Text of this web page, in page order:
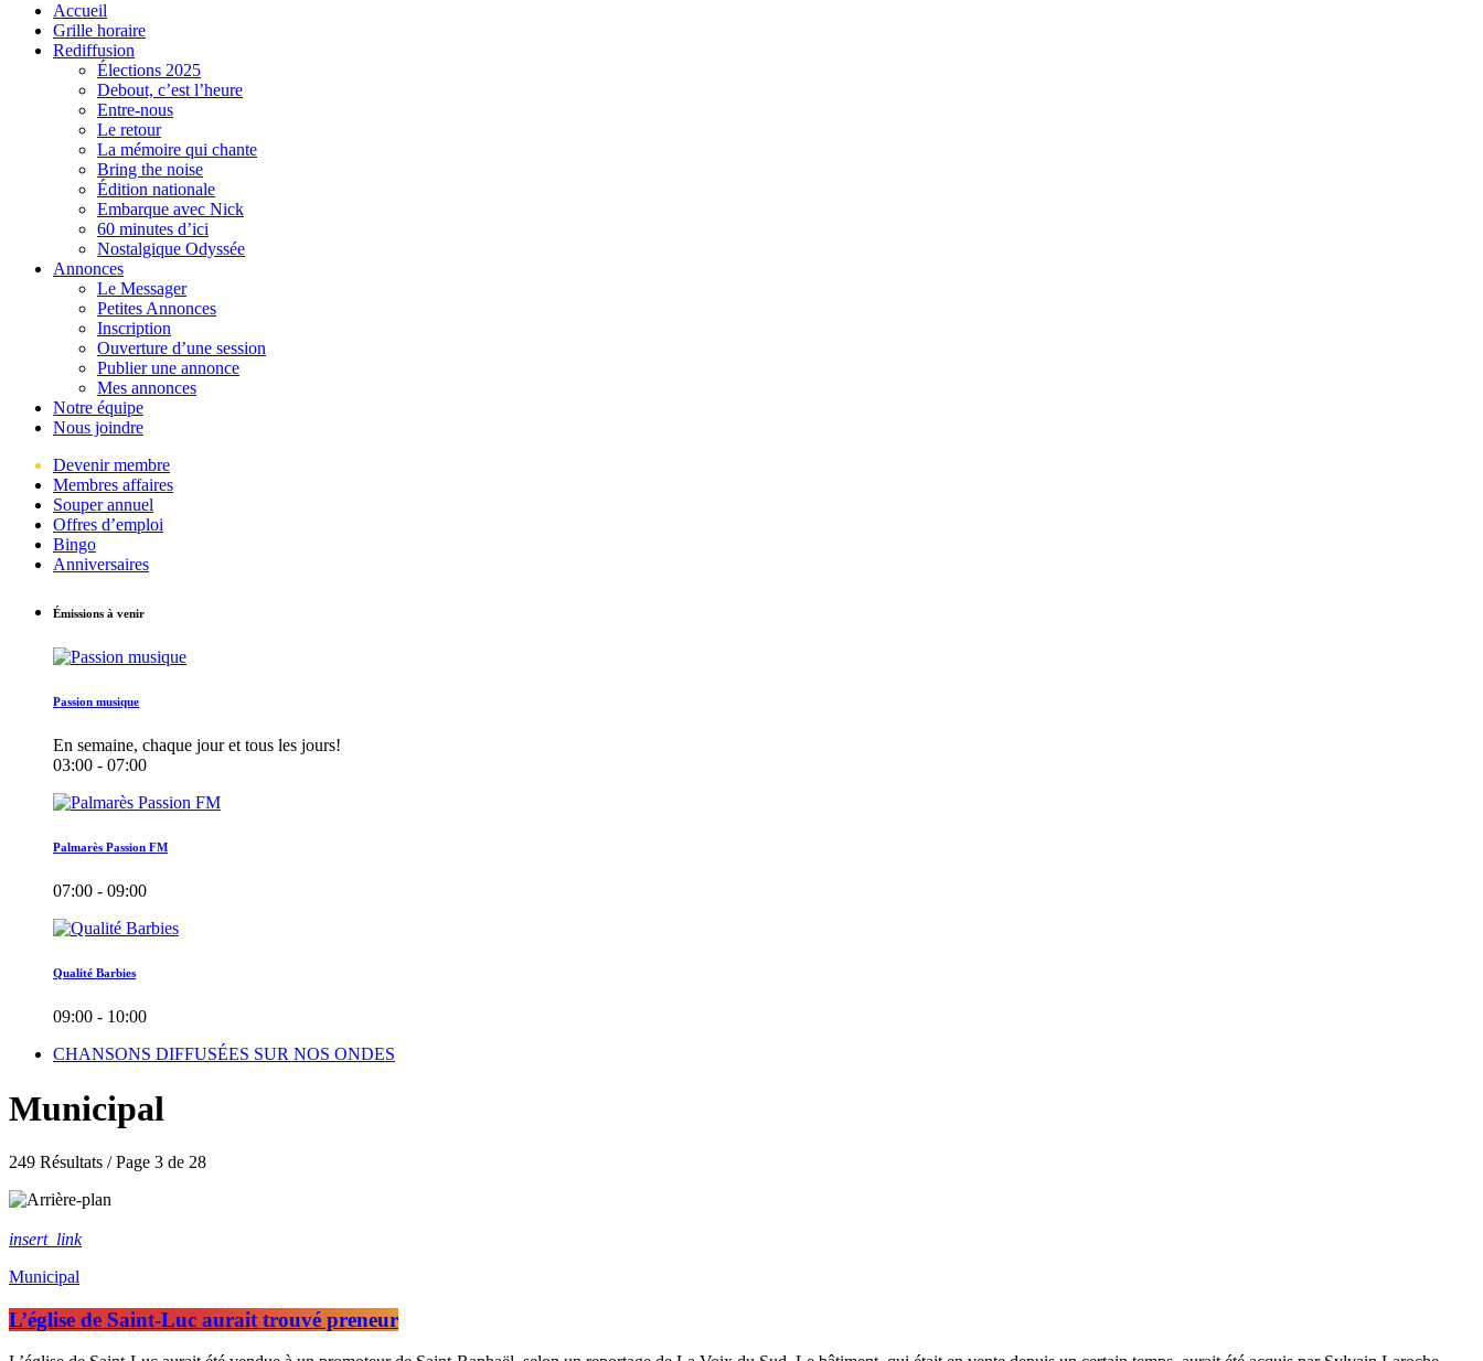
Accueil
Grille horaire
Rediffusion
Élections 2025
Debout, c’est l’heure
Entre-nous
Le retour
La mémoire qui chante
Bring the noise
Édition nationale
Embarque avec Nick
60 minutes d’ici
Nostalgique Odyssée
Annonces
Le Messager
Petites Annonces
Inscription
Ouverture d’une session
Publier une annonce
Mes annonces
Notre équipe
Nous joindre
Devenir membre
Membres affaires
Souper annuel
Offres d’emploi
Bingo
Anniversaires
Émissions à venir
Passion musique
En semaine, chaque jour et tous les jours!
03:00 - 07:00
Palmarès Passion FM
07:00 - 09:00
Qualité Barbies
09:00 - 10:00
CHANSONS DIFFUSÉES SUR NOS ONDES
Municipal
249 Résultats / Page 3 de 28
insert_link
Municipal
L’église de Saint-Luc aurait trouvé preneur